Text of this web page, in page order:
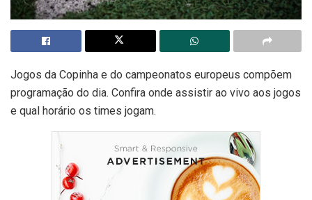
Jogos da Copinha e do campeonatos europeus compõem
programação do dia. Confira onde assistir ao vivo aos jogos
e qual horário os times jogam.